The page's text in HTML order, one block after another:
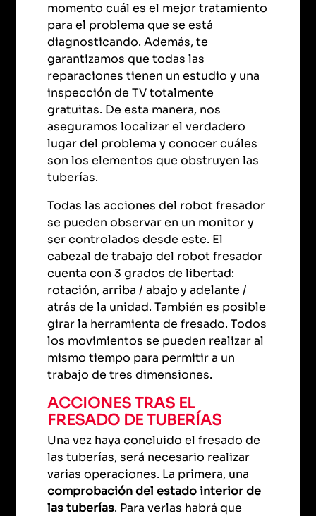
momento cuál es el mejor tratamiento
para el problema que se está
diagnosticando. Además, te
garantizamos que todas las
reparaciones tienen un estudio y una
inspección de TV totalmente
gratuitas. De esta manera, nos
aseguramos localizar el verdadero
lugar del problema y conocer cuáles
son los elementos que obstruyen las
tuberías.
Todas las acciones del robot fresador
se pueden observar en un monitor y
ser controlados desde este. El
cabezal de trabajo del robot fresador
cuenta con 3 grados de libertad:
rotación, arriba / abajo y adelante /
atrás de la unidad. También es posible
girar la herramienta de fresado. Todos
los movimientos se pueden realizar al
mismo tiempo para permitir a un
trabajo de tres dimensiones.
ACCIONES TRAS EL
FRESADO DE TUBERÍAS
Una vez haya concluido el fresado de
las tuberías, será necesario realizar
varias operaciones. La primera, una
comprobación del estado interior de
las tuberías. Para verlas habrá que